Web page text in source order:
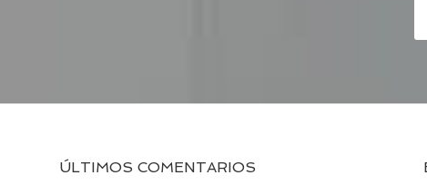
ÚLTIMOS COMENTARIOS